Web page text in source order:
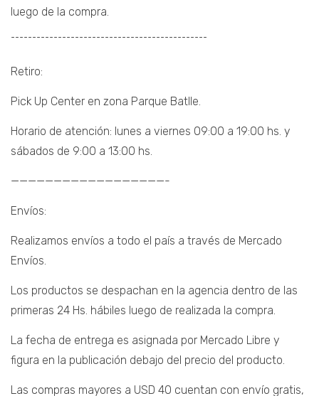
luego de la compra.
¯¯¯¯¯¯¯¯¯¯¯¯¯¯¯¯¯¯¯¯¯¯¯¯¯¯¯¯¯¯¯¯¯¯¯¯¯¯¯¯¯¯¯¯¯¯
Retiro:
Pick Up Center en zona Parque Batlle.
Horario de atención: lunes a viernes 09:00 a 19:00 hs. y
sábados de 9:00 a 13:00 hs.
——————————————————-
Envíos:
Realizamos envíos a todo el país a través de Mercado
Envíos.
Los productos se despachan en la agencia dentro de las
primeras 24 Hs. hábiles luego de realizada la compra.
La fecha de entrega es asignada por Mercado Libre y
figura en la publicación debajo del precio del producto.
Las compras mayores a USD 40 cuentan con envío gratis,